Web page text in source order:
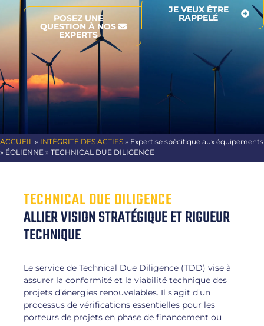
POSEZ UNE
QUESTION À NOS
EXPERTS
JE VEUX ÊTRE
RAPPELÉ
ACCUEIL » INTÉGRITÉ DES ACTIFS » Expertise spécifique aux équipements
» ÉOLIENNE » TECHNICAL DUE DILIGENCE
TECHNICAL DUE DILIGENCE
ALLIER VISION STRATÉGIQUE ET RIGUEUR
TECHNIQUE
Le service de Technical Due Diligence (TDD) vise à
assurer la conformité et la viabilité technique des
projets d’énergies renouvelables. Il s’agit d’un
processus de vérifications essentielles pour les
porteurs de projets en phase de financement ou